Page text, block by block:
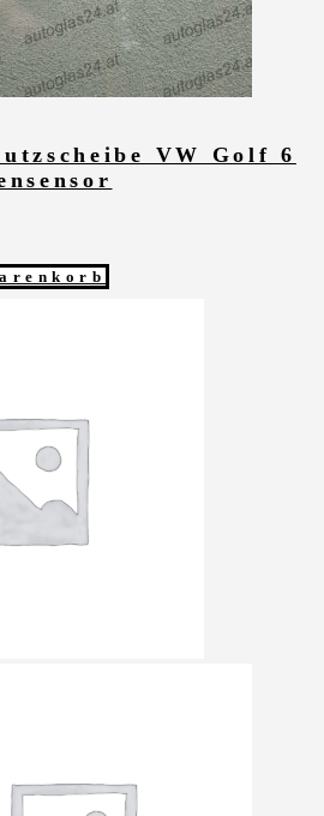
VW Golf 6